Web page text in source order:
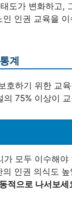
도가 변화하고,
인권 교육을
계
호하기 위한 교
의 75% 이상이
가 모두 이수해
인권 의식도
적으로 나서보세